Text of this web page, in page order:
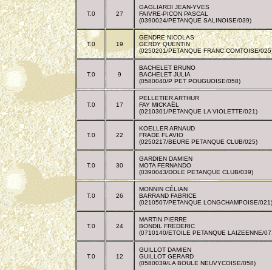
T.0 27
GAGLIARDI JEAN-YVES
FAIVRE-PICON PASCAL
(0390024/PETANQUE SALINOISE/039)
T.0 19
GENDRE NICOLAS
GERDY QUENTIN
(0250201/PETANQUE FRANC COMTOISE/
T.0 9
BACHELET BRUNO
BACHELET JULIA
(0580040/P PET POUGUOISE/058)
T.0 17
PELLETIER ARTHUR
FAY MICKAËL
(0210301/PETANQUE LA VIOLETTE/021)
T.0 22
KOELLER ARNAUD
FRADE FLAVIO
(0250217/BEURE PETANQUE CLUB/025)
T.0 30
GARDIEN DAMIEN
MOTA FERNANDO
(0390043/DOLE PETANQUE CLUB/039)
T.0 26
MONNIN CÉLIAN
BARRAND FABRICE
(0210507/PETANQUE LONGCHAMPOISE/021)
T.0 24
MARTIN PIERRE
BONDIL FREDERIC
(0710140/ETOILE PETANQUE LAIZEENNE/
T.0 12
GUILLOT DAMIEN
GUILLOT GERARD
(0580039/LA BOULE NEUVYCOISE/058)